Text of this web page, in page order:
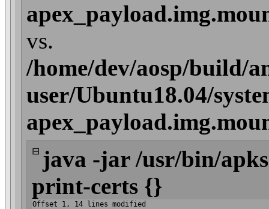
vs.
/home/dev/aosp/build/
user/Ubuntu18.04/
⊟ java -jar /usr/bin/
print-certs {}
Offset 1, 14 lines modified